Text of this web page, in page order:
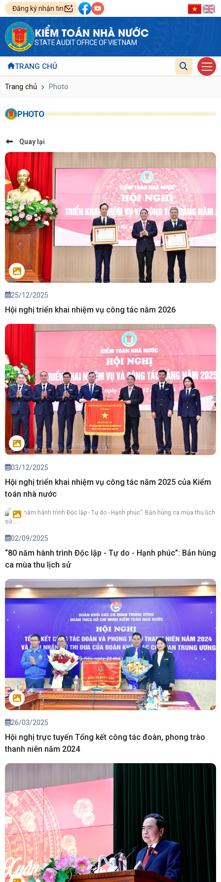
Đăng ký nhận tin
KIỂM TOÁN NHÀ NƯỚC
STATE AUDIT OFFICE OF VIETNAM
TRANG CHỦ
Trang chủ Photo
PHOTO
Quay lại
25/12/2025
Hội nghị triển khai nhiệm vụ công tác năm 2026
03/12/2025
Hội nghị triển khai nhiệm vụ công tác năm 2025 của Kiểm
toán nhà nước
02/09/2025
“80 năm hành trình Độc lập - Tự do - Hạnh phúc”: Bản hùng
ca mùa thu lịch sử
26/03/2025
Hội nghị trực tuyến Tổng kết công tác đoàn, phong trào
thanh niên năm 2024